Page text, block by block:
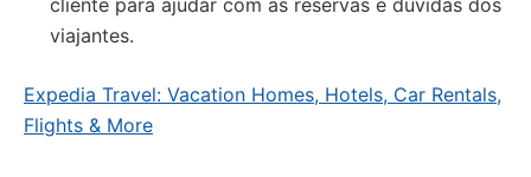
cliente para ajudar com as reservas e dúvidas dos
viajantes.
Expedia Travel: Vacation Homes, Hotels, Car Rentals,
Flights & More